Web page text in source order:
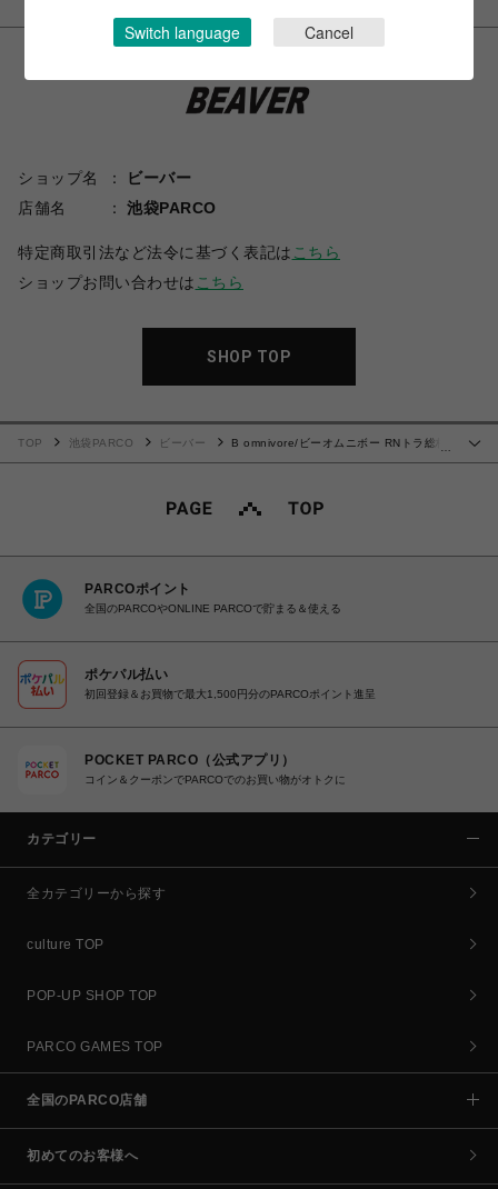
ショップ名
ビーバー
店舗名
池袋PARCO
特定商取引法など法令に基づく表記は こちら
ショップお問い合わせは こちら
SHOP TOP
TOP 池袋PARCO ビーバー
B omnivore/ビーオムニボー RNトラ総柄
PARCOポイント
全国のPARCOやONLINE PARCOで貯まる＆使える
ポケパル払い
初回登録＆お買物で最大1,500円分のPARCOポイント進呈
POCKET PARCO（公式アプリ）
コイン＆クーポンでPARCOでのお買い物がオトクに
カテゴリー
全カテゴリーから探す
culture TOP
POP-UP SHOP TOP
PARCO GAMES TOP
全国のPARCO店舗
初めてのお客様へ
Switch language Cancel